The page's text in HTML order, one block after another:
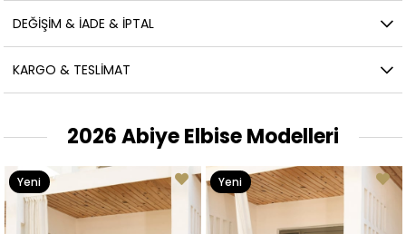
DEĞIŞIM & İADE & İPTAL
KARGO & TESLIMAT
2026 Abiye Elbise Modelleri
Yeni
Ürün
Yeni
Ürün